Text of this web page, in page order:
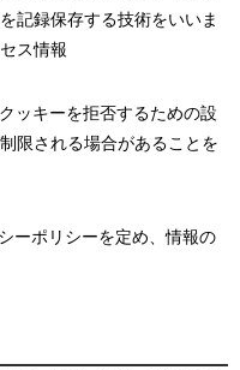
記録保存する技術をいいま
ス情報
ッキーを拒否するための設
限される場合があることを
ーポリシーを定め、情報の